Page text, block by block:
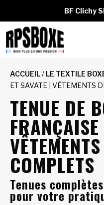
BF Clichy
ACCUEIL/ LE TEXTILE
ET SAVATE | VÊTEMENTS
TENUE DE
COMPLETS
Tenues
pour votre